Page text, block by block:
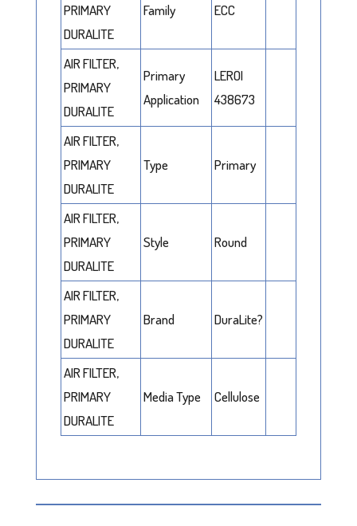
PRIMARY
DURALITE
Family ECC
AIR FILTER,
PRIMARY
DURALITE
Primary
Application
LEROI
438673
AIR FILTER,
PRIMARY
DURALITE
Type Primary
AIR FILTER,
PRIMARY
DURALITE
Style Round
AIR FILTER,
PRIMARY
DURALITE
Brand DuraLite?
AIR FILTER,
PRIMARY
DURALITE
Media Type Cellulose